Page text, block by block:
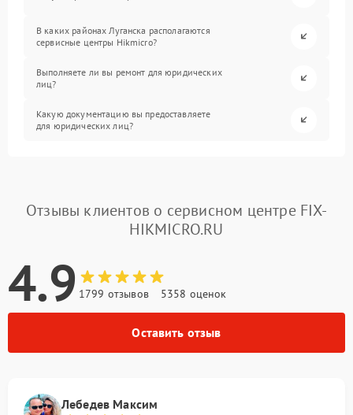
В каких районах Луганска располагаются
сервисные центры Hikmicro?
Выполняете ли вы ремонт для юридических
лиц?
Какую документацию вы предоставляете
для юридических лиц?
Отзывы клиентов о сервисном центре FIX-
HIKMICRO.RU
4.9 1799 отзывов 5358 оценок
Оставить отзыв
Лебедев Максим